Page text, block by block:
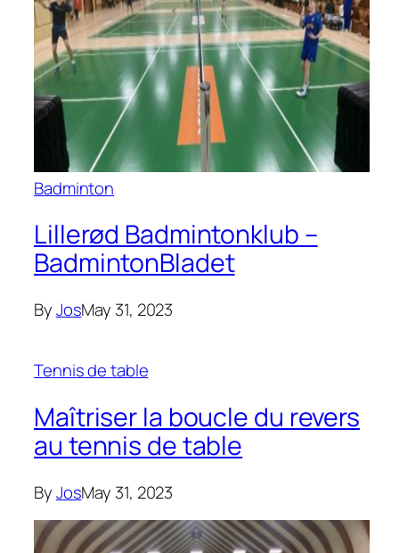
Badminton
Lillerød Badmintonklub –
BadmintonBladet
ByJosMay 31, 2023
Tennis de table
Maîtriser la boucle du revers
au tennis de table
ByJosMay 31, 2023